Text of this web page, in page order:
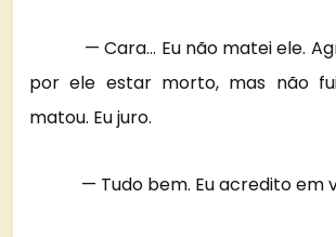
— Cara… Eu não matei ele.
por ele estar morto, mas não
matou. Eu juro.
— Tudo bem. Eu acredito em